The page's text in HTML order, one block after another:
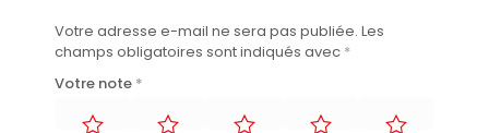
Votre adresse e-mail ne sera pas publiée. Les
champs obligatoires sont indiqués avec *
Votre note *